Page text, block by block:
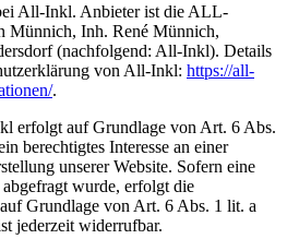
All-Inkl. Anbieter ist die ALL-
Inh. René Münnich,
(nachfolgend: All-Inkl). Details
von All-Inkl: https://all-
.
erfolgt auf Grundlage von Art. 6 Abs.
berechtigtes Interesse an einer
unserer Website. Sofern eine
wurde, erfolgt die
Grundlage von Art. 6 Abs. 1 lit. a
jederzeit widerrufbar.